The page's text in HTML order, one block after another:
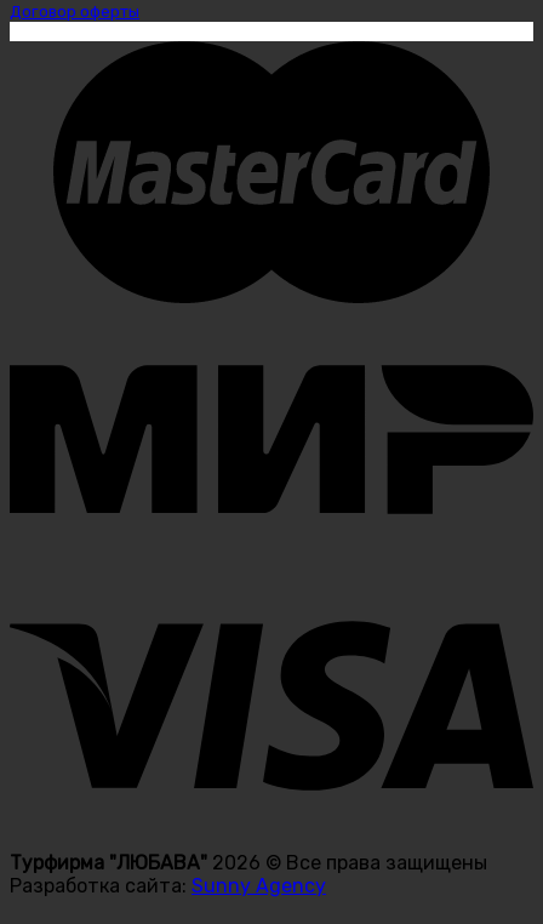
Договор оферты
Турфирма "ЛЮБАВА" 2026 © Все права защищены
Разработка сайта: Sunny Agency